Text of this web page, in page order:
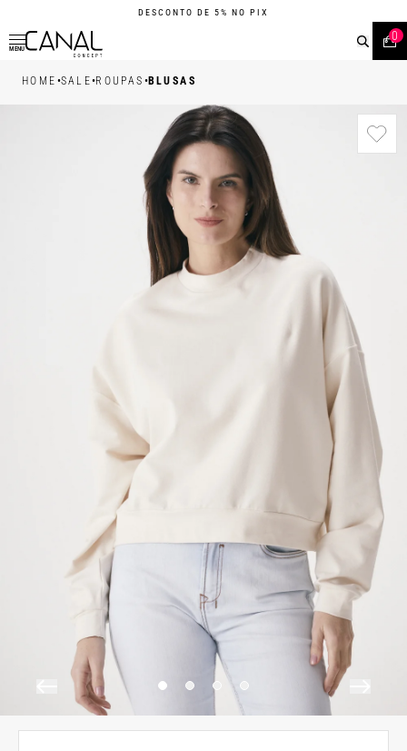
DESCONTO DE 5% NO PIX
MENU
0
HOME •SALE•ROUPAS •BLUSAS